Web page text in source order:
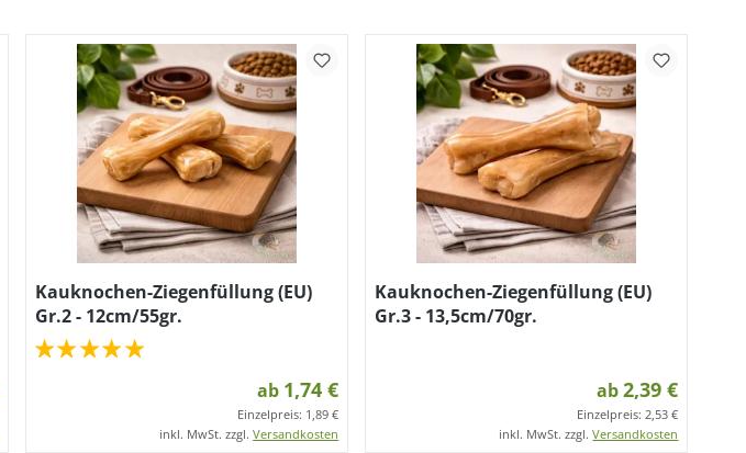
Kauknochen-Ziegenfüllung (EU)
Gr.2 - 12cm/55gr.
ab 1,74 €
Einzelpreis: 1,89 €
inkl. MwSt. zzgl.Versandkosten
Kauknochen-Ziegenfüllung (EU)
Gr.3 - 13,5cm/70gr.
ab2,39 €
Einzelpreis:2,53 €
inkl. MwSt. zzgl.Versandkosten